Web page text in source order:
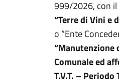
999/2026, con il
“Terre di Vini e
o “Ente
Comunale ed
T.V.T. – Periodo